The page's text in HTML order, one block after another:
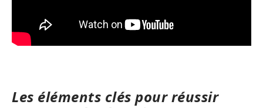
Les éléments clés pour réussir